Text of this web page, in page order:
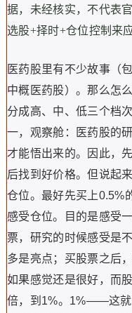
据，未经核实，不代表
选股+择时+仓位控制来
医药股里有不少故事（
中概医药股）。那么怎
分成高、中、低三个档次
一，观察舱：医药股的
才能悟出来的。因此，
后找到好价格。但说起
仓位。最好先买上
感受仓位。目的是感受
票，研究的时候感受是
多是亮点；买股票之后
如果感觉还是很好，而
倍，到1%。1%——这就